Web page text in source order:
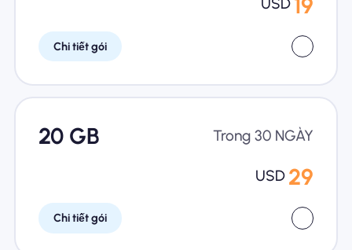
USD
Chi tiết gói
20 GB Trong 30 NGÀY
USD 29
Chi tiết gói